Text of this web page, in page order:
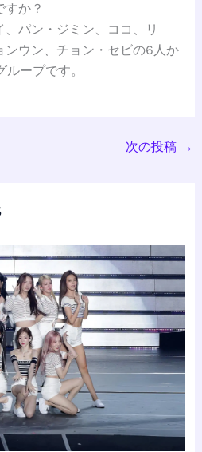
か？
、パン・ジミン、ココ、リ
ンウン、チョン・セビの6人か
ープです。
次の投稿 →